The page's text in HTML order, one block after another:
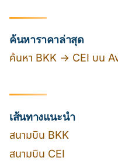
ค้นหาราคาล่าสุด
ค้นหา BKK → CEI บน
เส้นทางแนะนำ
สนามบิน BKK
สนามบิน CEI